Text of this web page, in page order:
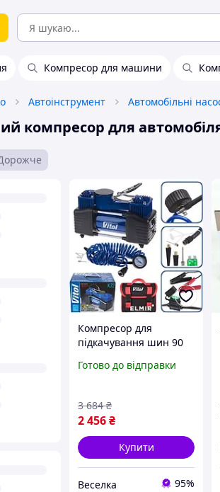
Компресор для машини
Автоінструмент
компресор для
Компресор для
підкачування шин 90
потужний для авто та
Готово до відправки
2 456₴
3 684 ₴
Купити
Веселка 95%